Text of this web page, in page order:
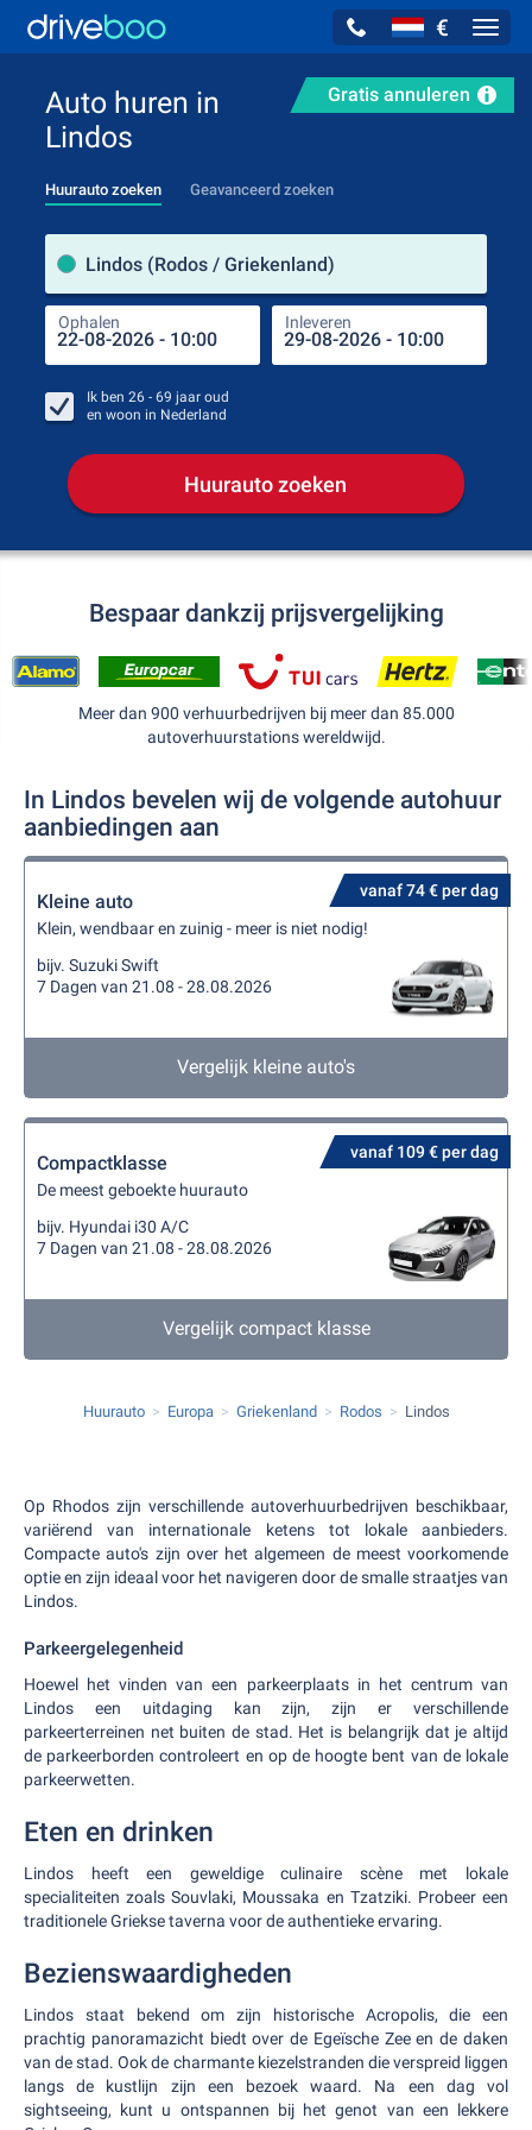
€
Gratis annuleren
Auto huren in
Lindos
Huurauto zoeken Geavanceerd zoeken
Lindos (Rodos / Griekenland)
Ophalen Inleveren
Ik ben 26 - 69 jaar oud
en woon in Nederland
Huurauto zoeken
Bespaar dankzij prijsvergelijking
Meer dan 900 verhuurbedrijven bij meer dan 85.000
autoverhuurstations wereldwijd.
In Lindos bevelen wij de volgende autohuur
aanbiedingen aan
vanaf 74 € per dag
Kleine auto
Klein, wendbaar en zuinig - meer is niet nodig!
bijv. Suzuki Swift
7 Dagen van 21.08 - 28.08.2026
Vergelijk kleine auto's
vanaf 109 € per dag
Compactklasse
De meest geboekte huurauto
bijv. Hyundai i30 A/C
7 Dagen van 21.08 - 28.08.2026
Vergelijk compact klasse
Huurauto Europa Griekenland Rodos Lindos
Op Rhodos zijn verschillende autoverhuurbedrijven beschikbaar,
variërend van internationale ketens tot lokale aanbieders.
Compacte auto's zijn over het algemeen de meest voorkomende
optie en zijn ideaal voor het navigeren door de smalle straatjes van
Lindos.
Parkeergelegenheid
Hoewel het vinden van een parkeerplaats in het centrum van
Lindos een uitdaging kan zijn, zijn er verschillende
parkeerterreinen net buiten de stad. Het is belangrijk dat je altijd
de parkeerborden controleert en op de hoogte bent van de lokale
parkeerwetten.
Eten en drinken
Lindos heeft een geweldige culinaire scène met lokale
specialiteiten zoals Souvlaki, Moussaka en Tzatziki. Probeer een
traditionele Griekse taverna voor de authentieke ervaring.
Bezienswaardigheden
Lindos staat bekend om zijn historische Acropolis, die een
prachtig panoramazicht biedt over de Egeïsche Zee en de daken
van de stad. Ook de charmante kiezelstranden die verspreid liggen
langs de kustlijn zijn een bezoek waard. Na een dag vol
sightseeing, kunt u ontspannen bij het genot van een lekkere